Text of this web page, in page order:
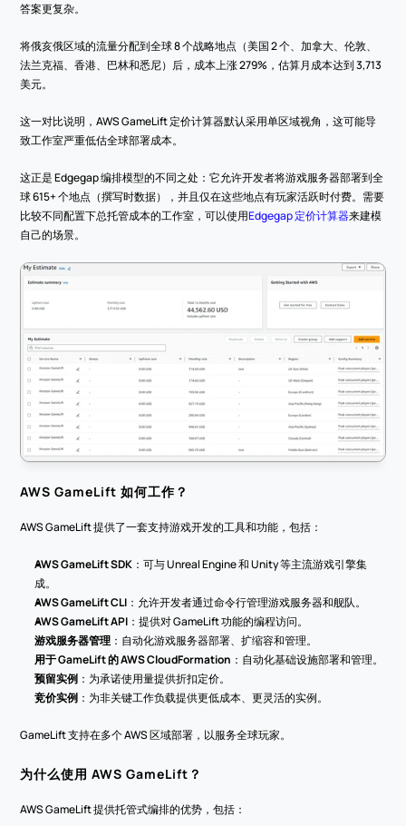
答案更复杂。
将俄亥俄区域的流量分配到全球 8 个战略地点（美国 2 个、加拿大、伦敦、
法兰克福、香港、巴林和悉尼）后，成本上涨 279%，估算月成本达到 3,713
美元。
这一对比说明，AWS GameLift 定价计算器默认采用单区域视角，这可能导
致工作室严重低估全球部署成本。
这正是 Edgegap 编排模型的不同之处：它允许开发者将游戏服务器部署到全
球 615+ 个地点（撰写时数据），并且仅在这些地点有玩家活跃时付费。需要
比较不同配置下总托管成本的工作室，可以使用Edgegap 定价计算器来建模
自己的场景。
AWS GameLift 如何工作？
AWS GameLift 提供了一套支持游戏开发的工具和功能，包括：
AWS GameLift SDK ：可与 Unreal Engine 和 Unity 等主流游戏引擎集
成。
AWS GameLift CLI ：允许开发者通过命令行管理游戏服务器和舰队。
AWS GameLift API ：提供对 GameLift 功能的编程访问。
游戏服务器管理 ：自动化游戏服务器部署、扩缩容和管理。
用于 GameLift 的 AWS CloudFormation ：自动化基础设施部署和管理。
预留实例 ：为承诺使用量提供折扣定价。
竞价实例 ：为非关键工作负载提供更低成本、更灵活的实例。
GameLift 支持在多个 AWS 区域部署，以服务全球玩家。
为什么使用 AWS GameLift？
AWS GameLift 提供托管式编排的优势，包括：